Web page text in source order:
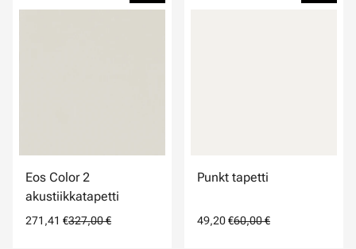
Eos Color 2
akustiikkatapetti
271,41 €327,00 €
Punkt tapetti
49,20 €60,00 €